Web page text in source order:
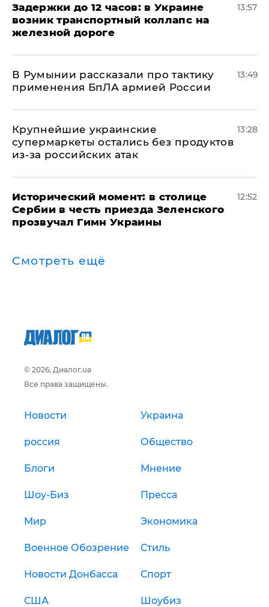
Задержки до 12 часов: в Украине
возник транспортный коллапс на
железной дороге
13:57
В Румынии рассказали про тактику
применения БпЛА армией России
13:49
Крупнейшие украинские
супермаркеты остались без продуктов
из-за российских атак
13:28
Исторический момент: в столице
Сербии в честь приезда Зеленского
прозвучал Гимн Украины
12:52
Смотреть ещё
© 2026, Диалог.ua
Все права защищены.
Новости Украина
россия Общество
Блоги Мнение
Шоу-Биз Пресса
Мир Экономика
Военное Обозрение Стиль
Новости Донбасса Спорт
США Шоубиз